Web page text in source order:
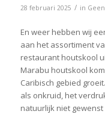
28 februari 2025 / in
En weer hebben wij
aan het assortiment
restaurant houtskool
Marabu houtskool
Caribisch gebied
als onkruid, het
natuurlijk niet